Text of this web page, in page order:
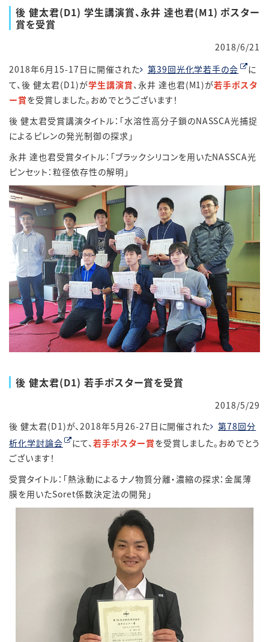
後 健太君(D1) 学生講演賞、永井 達也君(M1) ポスター
賞を受賞
2018/6/21
2018年6月15-17日に開催された
第39回光化学若手の会
に
て、後 健太君(D1)が学生講演賞、永井 達也君(M1)が若手ポスタ
ー賞を受賞しました。おめでとうございます！
後 健太君受賞講演タイトル：「水溶性高分子鎖のNASSCA光捕捉
によるピレンの発光制御の探求」
永井 達也君受賞タイトル：「ブラックシリコンを用いたNASSCA光
ピンセット：粒径依存性の解明」
後 健太君(D1) 若手ポスター賞を受賞
2018/5/29
後 健太君(D1)が、2018年5月26-27日に開催された
第78回分
析化学討論会
にて、若手ポスター賞を受賞しました。おめでとう
ございます！
受賞タイトル：「熱泳動によるナノ物質分離・濃縮の探求：金属薄
膜を用いたSoret係数決定法の開発」